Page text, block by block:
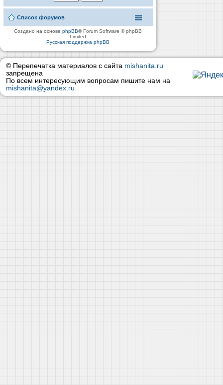
Список форумов
Создано на основеphpBB® Forum Software © phpBB
Limited
Русская поддержка phpBB
© Перепечатка материалов с сайта mishanita.ru
запрещена
По всем интересующим вопросам пишите нам на
mishanita@yandex.ru